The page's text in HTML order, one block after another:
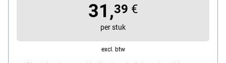
Bijzonderheden: Schuifmechanisme, zeer
ruimtebesparend, ideaal voor op reis
31,39 €
per stuk
excl. btw